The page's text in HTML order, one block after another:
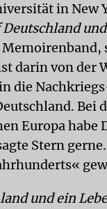
in New
darin von der
die
Bei
Europa habe
Stern
und ein